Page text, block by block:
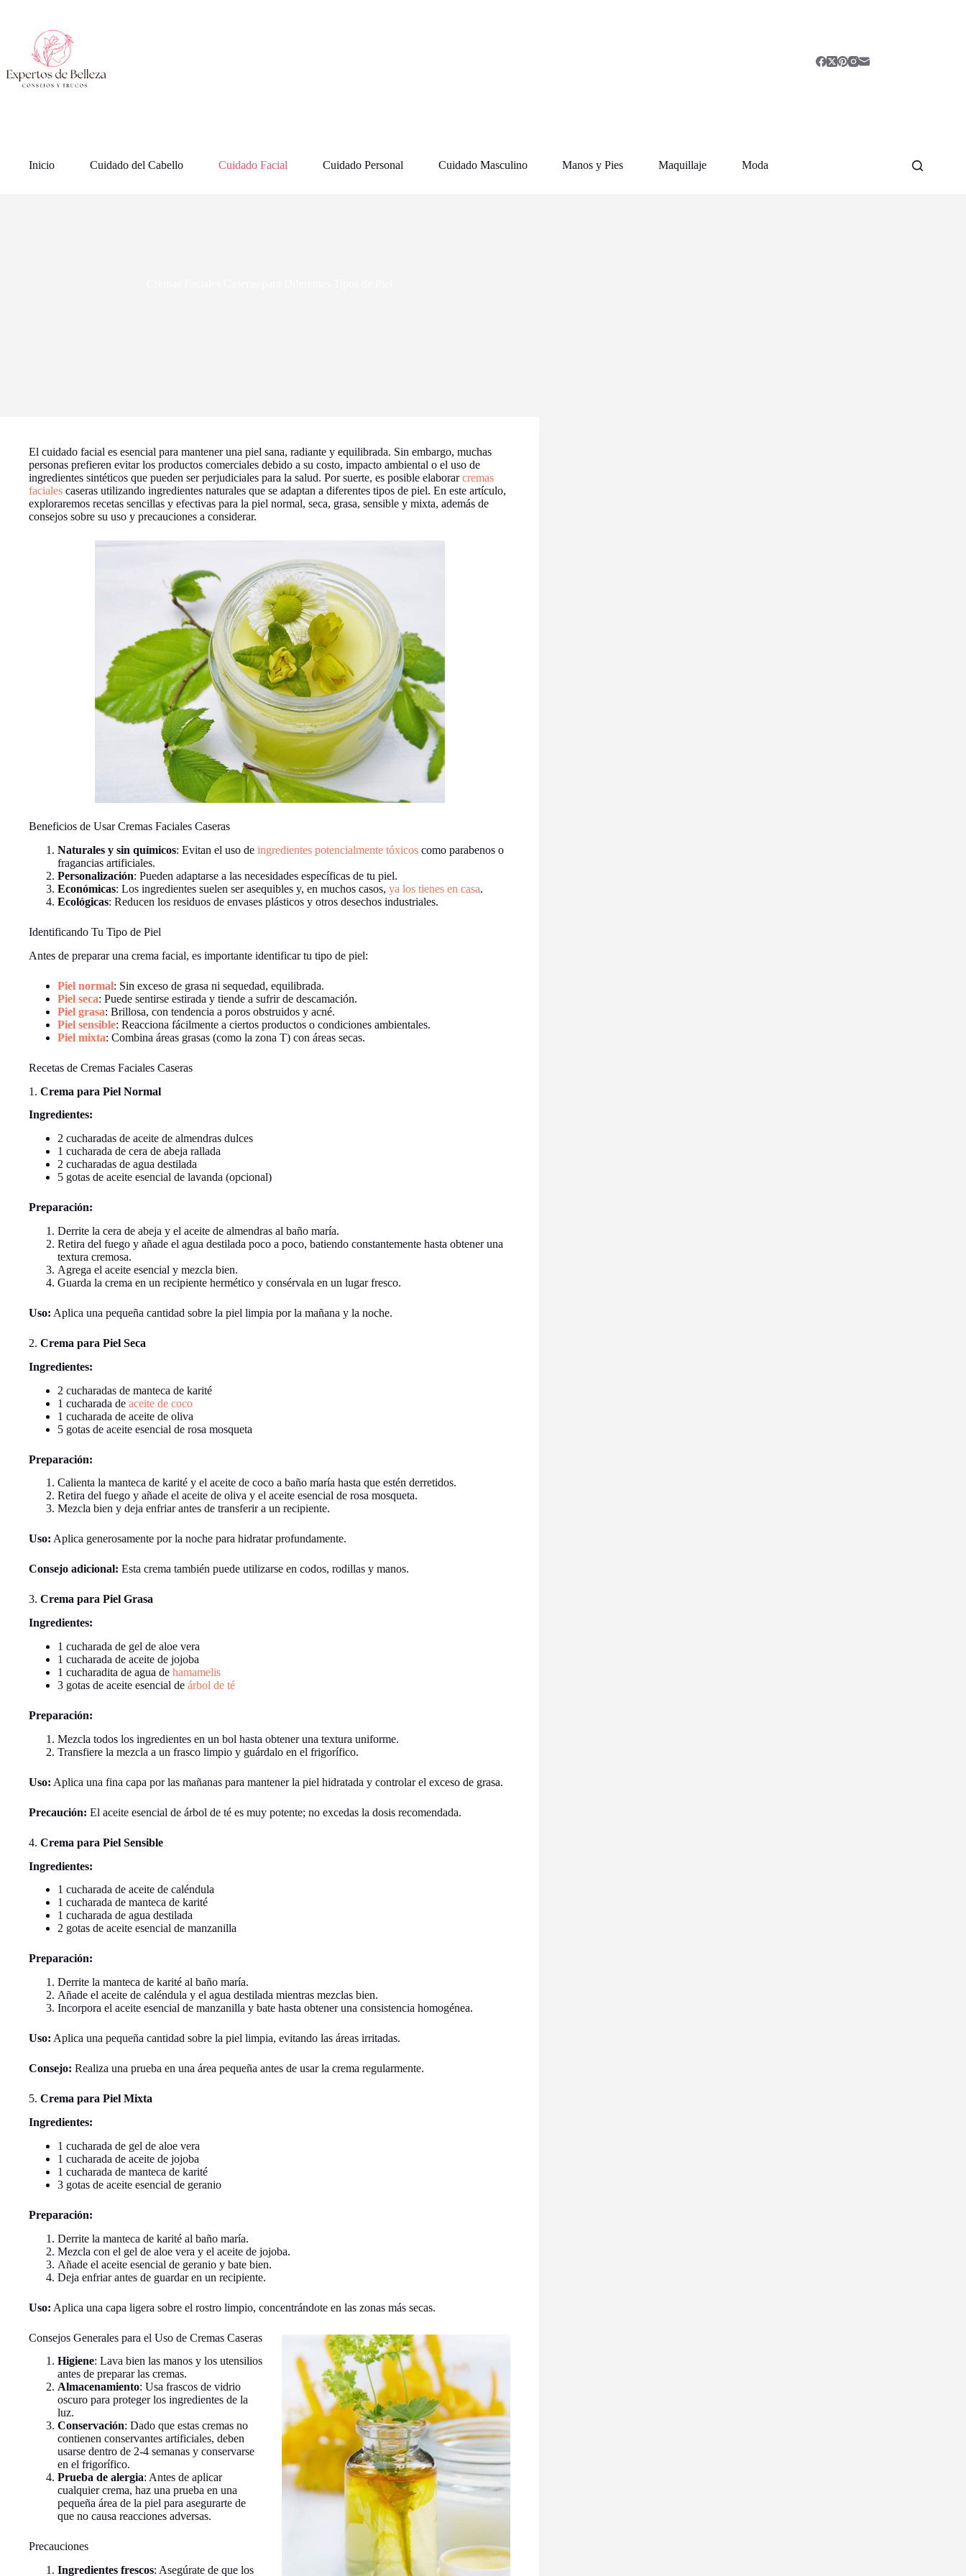
contenido
Inicio Cuidado del Cabello Cuidado Facial Cuidado Personal Cuidado Masculino Manos y Pies Maquillaje Moda
El cuidado facial es esencial para mantener una piel sana, radiante y equilibrada. Sin embargo, muchas
personas prefieren evitar los productos comerciales debido a su costo, impacto ambiental o el uso de
ingredientes sintéticos que pueden ser perjudiciales para la salud. Por suerte, es posible elaborarcremas
faciales caseras utilizando ingredientes naturales que se adaptan a diferentes tipos de piel. En este artículo,
exploraremos recetas sencillas y efectivas para la piel normal, seca, grasa, sensible y mixta, además de
consejos sobre su uso y precauciones a considerar.
Beneficios de Usar Cremas Faciales Caseras
Naturales y sin químicos: Evitan el uso de ingredientes potencialmente tóxicos como parabenos o
fragancias artificiales.
Personalización: Pueden adaptarse a las necesidades específicas de tu piel.
Económicas: Los ingredientes suelen ser asequibles y, en muchos casos, ya los tienes en casa.
Ecológicas: Reducen los residuos de envases plásticos y otros desechos industriales.
Identificando Tu Tipo de Piel
Antes de preparar una crema facial, es importante identificar tu tipo de piel:
Piel normal: Sin exceso de grasa ni sequedad, equilibrada.
Piel seca: Puede sentirse estirada y tiende a sufrir de descamación.
Piel grasa: Brillosa, con tendencia a poros obstruidos y acné.
Piel sensible: Reacciona fácilmente a ciertos productos o condiciones ambientales.
Piel mixta: Combina áreas grasas (como la zona T) con áreas secas.
Recetas de Cremas Faciales Caseras
1. Crema para Piel Normal
Ingredientes:
2 cucharadas de aceite de almendras dulces
1 cucharada de cera de abeja rallada
2 cucharadas de agua destilada
5 gotas de aceite esencial de lavanda (opcional)
Preparación:
Derrite la cera de abeja y el aceite de almendras al baño maría.
Retira del fuego y añade el agua destilada poco a poco, batiendo constantemente hasta obtener una
textura cremosa.
Agrega el aceite esencial y mezcla bien.
Guarda la crema en un recipiente hermético y consérvala en un lugar fresco.
Uso: Aplica una pequeña cantidad sobre la piel limpia por la mañana y la noche.
2. Crema para Piel Seca
Ingredientes:
2 cucharadas de manteca de karité
1 cucharada de aceite de coco
1 cucharada de aceite de oliva
5 gotas de aceite esencial de rosa mosqueta
Preparación:
Calienta la manteca de karité y el aceite de coco a baño maría hasta que estén derretidos.
Retira del fuego y añade el aceite de oliva y el aceite esencial de rosa mosqueta.
Mezcla bien y deja enfriar antes de transferir a un recipiente.
Uso: Aplica generosamente por la noche para hidratar profundamente.
Consejo adicional: Esta crema también puede utilizarse en codos, rodillas y manos.
3. Crema para Piel Grasa
Ingredientes:
1 cucharada de gel de aloe vera
1 cucharada de aceite de jojoba
1 cucharadita de agua de hamamelis
3 gotas de aceite esencial de árbol de té
Preparación:
Mezcla todos los ingredientes en un bol hasta obtener una textura uniforme.
Transfiere la mezcla a un frasco limpio y guárdalo en el frigorífico.
Uso: Aplica una fina capa por las mañanas para mantener la piel hidratada y controlar el exceso de grasa.
Precaución: El aceite esencial de árbol de té es muy potente; no excedas la dosis recomendada.
4. Crema para Piel Sensible
Ingredientes:
1 cucharada de aceite de caléndula
1 cucharada de manteca de karité
1 cucharada de agua destilada
2 gotas de aceite esencial de manzanilla
Preparación:
Derrite la manteca de karité al baño maría.
Añade el aceite de caléndula y el agua destilada mientras mezclas bien.
Incorpora el aceite esencial de manzanilla y bate hasta obtener una consistencia homogénea.
Uso: Aplica una pequeña cantidad sobre la piel limpia, evitando las áreas irritadas.
Consejo: Realiza una prueba en una área pequeña antes de usar la crema regularmente.
5. Crema para Piel Mixta
Ingredientes:
1 cucharada de gel de aloe vera
1 cucharada de aceite de jojoba
1 cucharada de manteca de karité
3 gotas de aceite esencial de geranio
Preparación:
Derrite la manteca de karité al baño maría.
Mezcla con el gel de aloe vera y el aceite de jojoba.
Añade el aceite esencial de geranio y bate bien.
Deja enfriar antes de guardar en un recipiente.
Uso: Aplica una capa ligera sobre el rostro limpio, concentrándote en las zonas más secas.
Consejos Generales para el Uso de Cremas Caseras
Higiene: Lava bien las manos y los utensilios
antes de preparar las cremas.
Almacenamiento: Usa frascos de vidrio
oscuro para proteger los ingredientes de la
luz.
Conservación: Dado que estas cremas no
contienen conservantes artificiales, deben
usarse dentro de 2-4 semanas y conservarse
en el frigorífico.
Prueba de alergia: Antes de aplicar
cualquier crema, haz una prueba en una
pequeña área de la piel para asegurarte de
que no causa reacciones adversas.
Precauciones
Ingredientes frescos: Asegúrate de que los